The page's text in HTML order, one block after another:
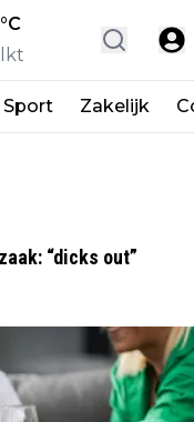
°C
Sport Zakelijk
“dicks out”